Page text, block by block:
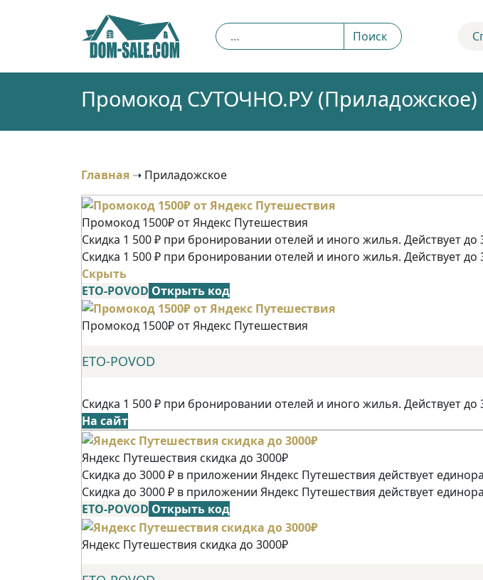
Найти: Поиск
Промокод СУТОЧНО.РУ (Приладожское)
Главная ➝ Приладожское
Промокод 1500₽ от Яндекс Путешествия
Скидка 1 500 ₽ при бронировании отелей и иного жилья. Действует до
Скидка 1 500 ₽ при бронировании отелей и иного жилья. Действует до
Скрыть
ETO-POVOD Открыть код
Промокод 1500₽ от Яндекс Путешествия
ETO-POVOD
Скидка 1 500 ₽ при бронировании отелей и иного жилья. Действует до
На сайт
Яндекс Путешествия скидка до 3000₽
Скидка до 3000 ₽ в приложении Яндекс Путешествия действует
Скидка до 3000 ₽ в приложении Яндекс Путешествия действует
ETO-POVOD Открыть код
Яндекс Путешествия скидка до 3000₽